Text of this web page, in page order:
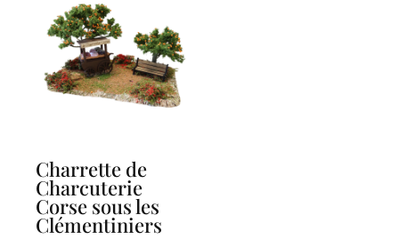
Charrette de
Charcuterie
Corse sous les
Clémentiniers